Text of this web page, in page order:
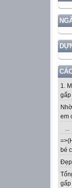
1.
gấp
em
...
bé
gấp